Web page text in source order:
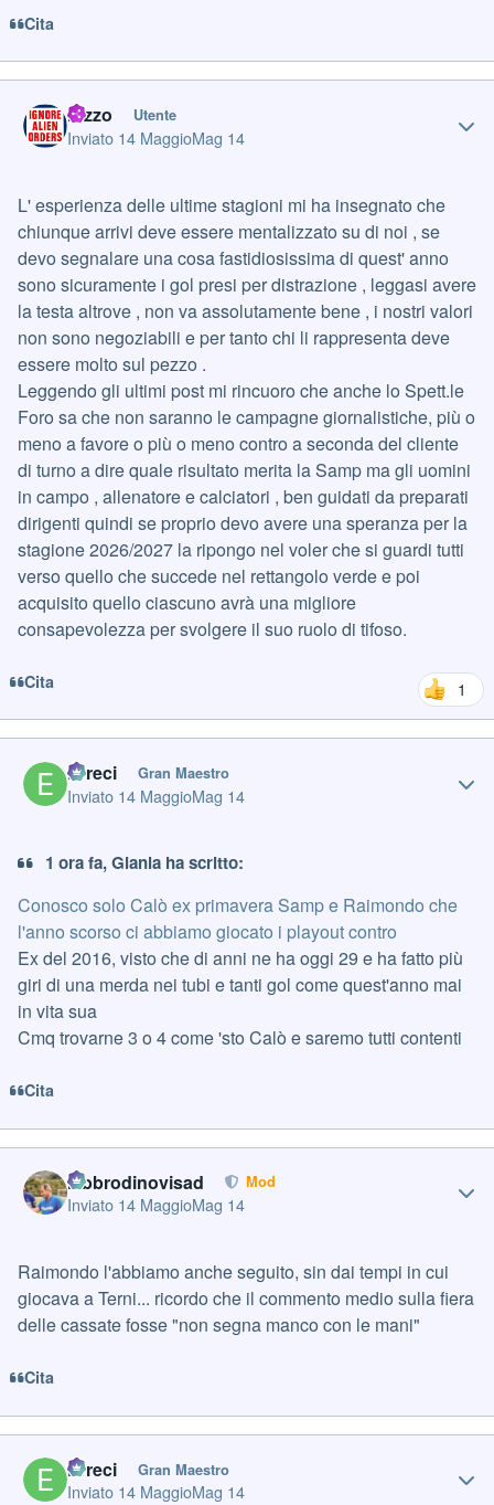
Cita
razzo Utente
Inviato 14 MaggioMag 14
L' esperienza delle ultime stagioni mi ha insegnato che
chiunque arrivi deve essere mentalizzato su di noi , se
devo segnalare una cosa fastidiosissima di quest' anno
sono sicuramente i gol presi per distrazione , leggasi avere
la testa altrove , non va assolutamente bene , i nostri valori
non sono negoziabili e per tanto chi li rappresenta deve
essere molto sul pezzo .
Leggendo gli ultimi post mi rincuoro che anche lo Spett.le
Foro sa che non saranno le campagne giornalistiche, più o
meno a favore o più o meno contro a seconda del cliente
di turno a dire quale risultato merita la Samp ma gli uomini
in campo , allenatore e calciatori , ben guidati da preparati
dirigenti quindi se proprio devo avere una speranza per la
stagione 2026/2027 la ripongo nel voler che si guardi tutti
verso quello che succede nel rettangolo verde e poi
acquisito quello ciascuno avrà una migliore
consapevolezza per svolgere il suo ruolo di tifoso.
Cita 1
Erreci Gran Maestro
Inviato 14 MaggioMag 14
1 ora fa, Gianla ha scritto:
Conosco solo Calò ex primavera Samp e Raimondo che
l'anno scorso ci abbiamo giocato i playout contro
Ex del 2016, visto che di anni ne ha oggi 29 e ha fatto più
giri di una merda nei tubi e tanti gol come quest'anno mai
in vita sua
Cmq trovarne 3 o 4 come 'sto Calò e saremo tutti contenti
Cita
labbrodinovisad Mod
Inviato 14 MaggioMag 14
Raimondo l'abbiamo anche seguito, sin dai tempi in cui
giocava a Terni... ricordo che il commento medio sulla fiera
delle cassate fosse "non segna manco con le mani"
Cita
Erreci Gran Maestro
Inviato 14 MaggioMag 14